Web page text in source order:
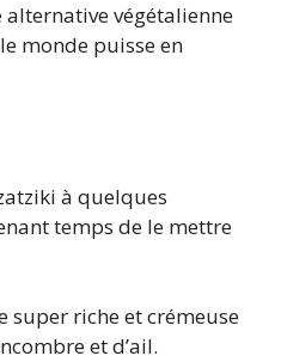
végétalienne
monde puisse en
à quelques
temps de le mettre
super riche et crémeuse
et d’ail.